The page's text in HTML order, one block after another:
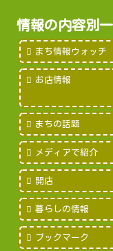
情報の内容別
まち情報ウォッチ
お店情報
まちの話題
メディアで紹介
開店
暮らしの情報
ブックマーク